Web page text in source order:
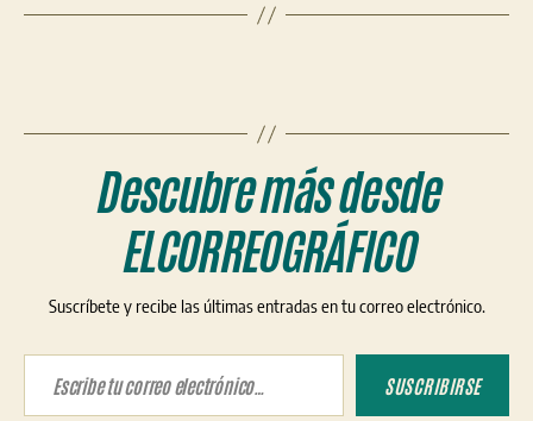
Descubre más desde
ELCORREOGRÁFICO
Suscríbete y recibe las últimas entradas en tu correo electrónico.
Escribe tu correo electrónico…
SUSCRIBIRSE